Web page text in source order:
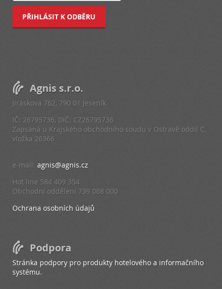
PŘIHLÁSIT K ODBĚRU
Agnis s.r.o.
Jiráskova 762, 790 01 Jeseník
IČ: 26795736, DIČ: CZ26795736
Zapsaná u Krajského obchodního soudu v Ostravě oddíl C,
vložka 26366
e-mail: agnis@agnis.cz
Hot line 584 409 354
Obchodní oddělení 739 068 000
Ochrana osobních údajů
Podpora
Stránka podpory pro produkty hotelového a informačního
systému.